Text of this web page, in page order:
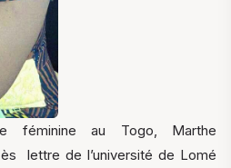
féminine au Togo, Marthe
lettre de l’université de Lomé